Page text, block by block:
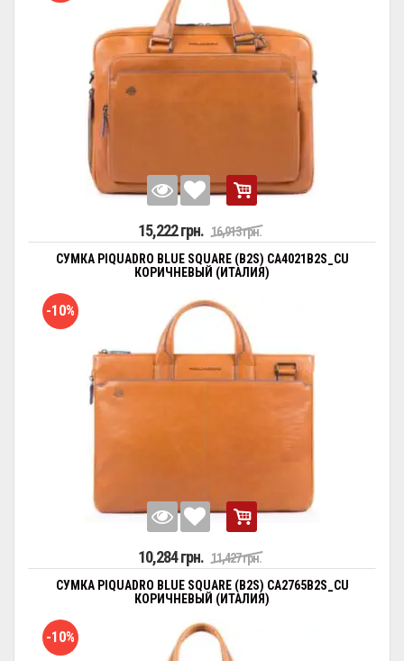
15,222 грн. 16,913 грн.
СУМКА PIQUADRO BLUE SQUARE (B2S) CA4021B2S_CU
КОРИЧНЕВЫЙ (ИТАЛИЯ)
-10%
10,284 грн. 11,427 грн.
СУМКА PIQUADRO BLUE SQUARE (B2S) CA2765B2S_CU
КОРИЧНЕВЫЙ (ИТАЛИЯ)
-10%